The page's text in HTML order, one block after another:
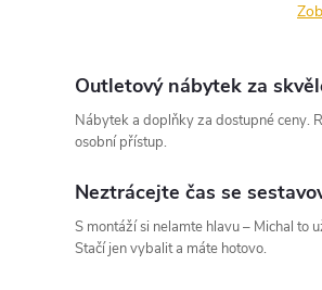
Outletový nábytek za
Nábytek a doplňky za dostupné ceny.
osobní přístup.
Neztrácejte čas se
S montáží si nelamte hlavu – Michal to
Stačí jen vybalit a máte hotovo.